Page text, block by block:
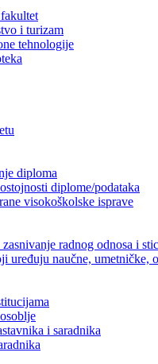
i turizam
tehnologije
diploma
diplome/podataka
visokoškolske isprave
radnog odnosa i
uređuju naučne, umetničke,
i saradnika